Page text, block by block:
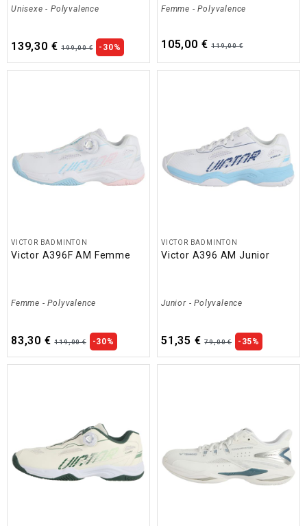
Unisexe -Polyvalence
139,30 € 199,00 € -30%
Femme -Polyvalence
105,00 € 119,00 €
VICTOR BADMINTON
Victor A396F AM Femme
Femme -Polyvalence
83,30 € 119,00 € -30%
VICTOR BADMINTON
Victor A396 AM Junior
Junior-Polyvalence
51,35 € 79,00 € -35%